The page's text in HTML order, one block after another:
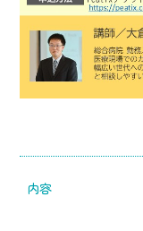
内容